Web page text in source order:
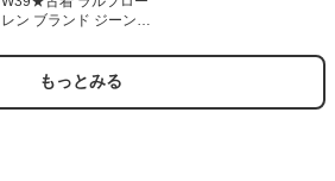
レン ブランド ジーンズ
イビー デニム【spe】
26aug07もっとみる